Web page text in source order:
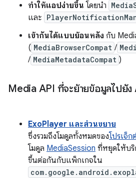
ทำให้แอปง่ายขึ้น โดยนำ
และ
เข้ากันได้แบบย้อนหลัง กับ
( MediaBrowserCompat /
/ MediaMetadataCompat )
Media API ที่จะย้ายข้อมูลไปยั
ExoPlayer และส่วนขยาย
ซึ่งรวมถึงโมดูลทั้งหมดของโปรเจ็
โมดูล MediaSession ที่หยุดให้บริ
ขึ้นต่อกันกับแพ็กเกจใน